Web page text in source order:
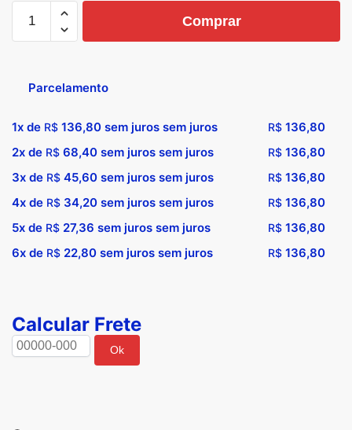
Comprar
Parcelamento
1x de R$ 136,80 sem juros sem juros R$ 136,80
2x de R$ 68,40 sem juros sem juros R$ 136,80
3x de R$ 45,60 sem juros sem juros R$ 136,80
4x de R$ 34,20 sem juros sem juros R$ 136,80
5x de R$ 27,36 sem juros sem juros R$ 136,80
6x de R$ 22,80 sem juros sem juros R$ 136,80
Calcular Frete
Ok